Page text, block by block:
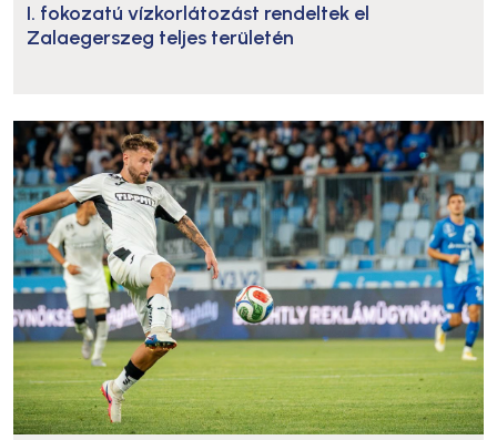
I. fokozatú vízkorlátozást rendeltek el
Zalaegerszeg teljes területén